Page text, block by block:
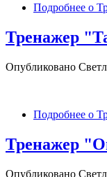
Подробнее о
Тренажер
Опубликовано
Подробнее о
Тренажер
Опубликовано